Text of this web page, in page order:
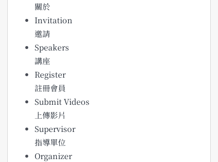
關於
Invitation
邀請
Speakers
講座
Register
註冊會員
Submit Videos
上傳影片
Supervisor
指導單位
Organizer